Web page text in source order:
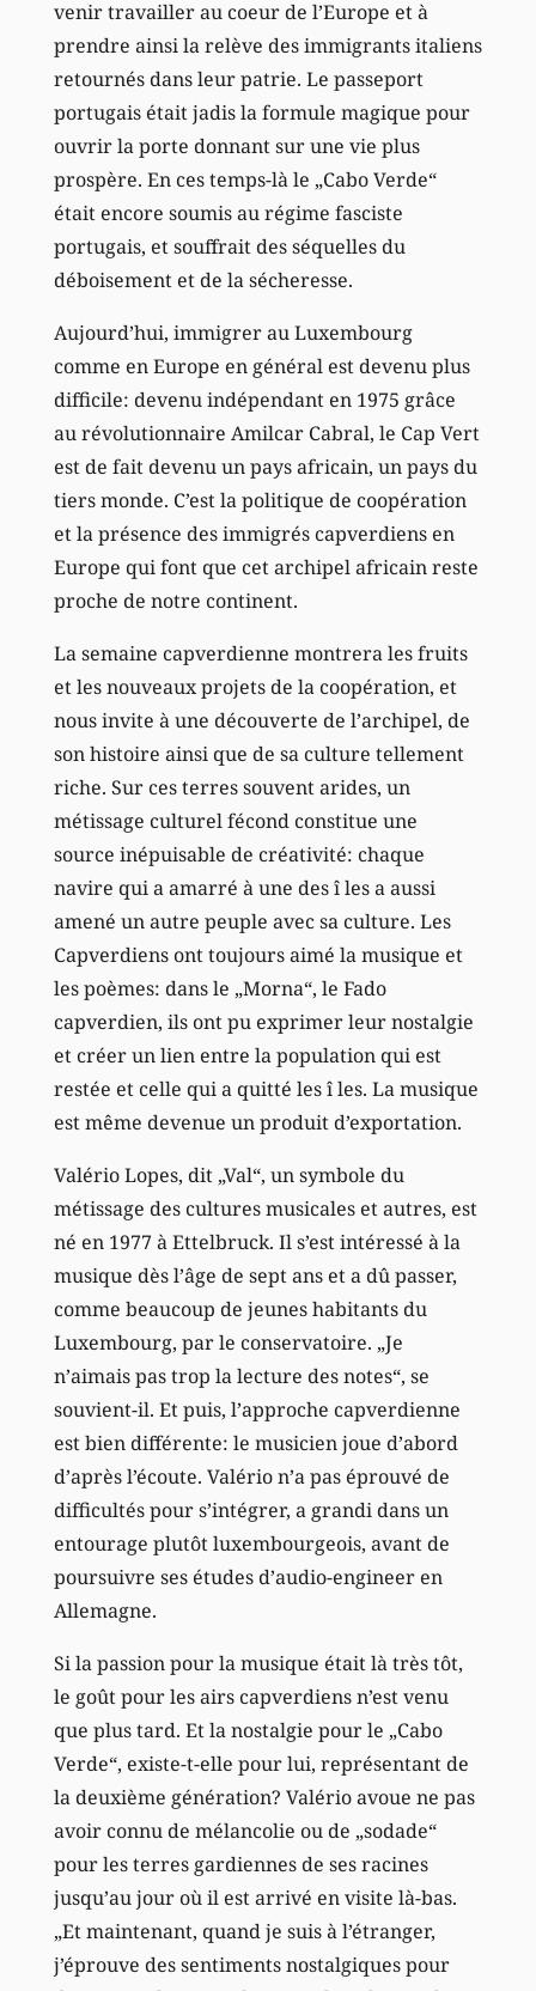
venir travailler au coeur de l’Europe et à
prendre ainsi la relève des immigrants italiens
retournés dans leur patrie. Le passeport
portugais était jadis la formule magique pour
ouvrir la porte donnant sur une vie plus
prospère. En ces temps-là le „Cabo Verde“
était encore soumis au régime fasciste
portugais, et souffrait des séquelles du
déboisement et de la sécheresse.
Aujourd’hui, immigrer au Luxembourg
comme en Europe en général est devenu plus
difficile: devenu indépendant en 1975 grâce
au révolutionnaire Amilcar Cabral, le Cap Vert
est de fait devenu un pays africain, un pays du
tiers monde. C’est la politique de coopération
et la présence des immigrés capverdiens en
Europe qui font que cet archipel africain reste
proche de notre continent.
La semaine capverdienne montrera les fruits
et les nouveaux projets de la coopération, et
nous invite à une découverte de l’archipel, de
son histoire ainsi que de sa culture tellement
riche. Sur ces terres souvent arides, un
métissage culturel fécond constitue une
source inépuisable de créativité: chaque
navire qui a amarré à une des î les a aussi
amené un autre peuple avec sa culture. Les
Capverdiens ont toujours aimé la musique et
les poèmes: dans le „Morna“, le Fado
capverdien, ils ont pu exprimer leur nostalgie
et créer un lien entre la population qui est
restée et celle qui a quitté les î les. La musique
est même devenue un produit d’exportation.
Valério Lopes, dit „Val“, un symbole du
métissage des cultures musicales et autres, est
né en 1977 à Ettelbruck. Il s’est intéressé à la
musique dès l’âge de sept ans et a dû passer,
comme beaucoup de jeunes habitants du
Luxembourg, par le conservatoire. „Je
n’aimais pas trop la lecture des notes“, se
souvient-il. Et puis, l’approche capverdienne
est bien différente: le musicien joue d’abord
d’après l’écoute. Valério n’a pas éprouvé de
difficultés pour s’intégrer, a grandi dans un
entourage plutôt luxembourgeois, avant de
poursuivre ses études d’audio-engineer en
Allemagne.
Si la passion pour la musique était là très tôt,
le goût pour les airs capverdiens n’est venu
que plus tard. Et la nostalgie pour le „Cabo
Verde“, existe-t-elle pour lui, représentant de
la deuxième génération? Valério avoue ne pas
avoir connu de mélancolie ou de „sodade“
pour les terres gardiennes de ses racines
jusqu’au jour où il est arrivé en visite là-bas.
„Et maintenant, quand je suis à l’étranger,
j’éprouve des sentiments nostalgiques pour